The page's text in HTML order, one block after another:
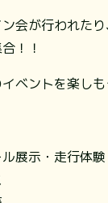
会が行われた
！！
ベントを楽しも
展示・走行体験